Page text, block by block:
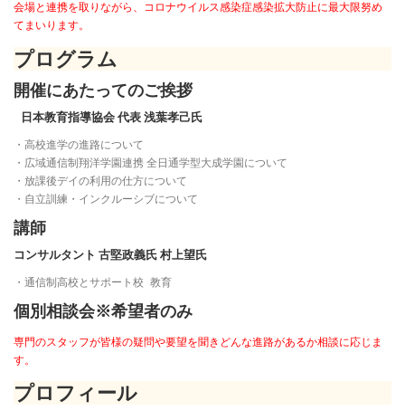
会場と連携を取りながら、コロナウイルス感染症感染拡大防止に最大限努め
てまいります。
プログラム
開催にあたってのご挨拶
日本教育指導協会 代表 浅葉孝己氏
・高校進学の進路について
・広域通信制翔洋学園連携 全日通学型大成学園について
・放課後デイの利用の仕方について
・自立訓練・インクルーシブについて
講師
コンサルタント 古堅政義氏 村上望氏
・通信制高校とサポート校 教育
個別相談会※希望者のみ
専門のスタッフが皆様の疑問や要望を聞きどんな進路があるか相談に応じま
す。
プロフィール